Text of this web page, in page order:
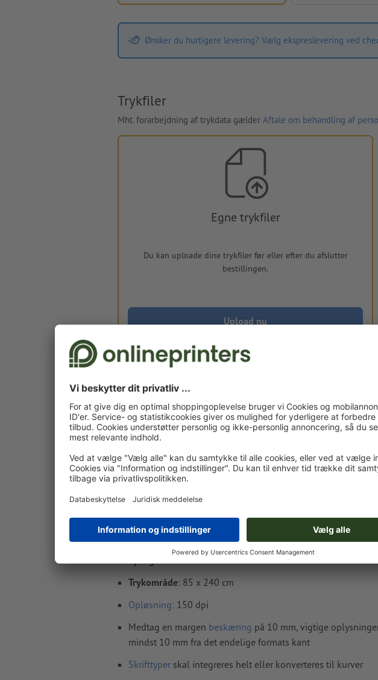
Ønsker du hurtigere levering? Vælg ekspreslevering ved
Trykfiler
Mht. forarbejdning af trykdata gælder Aftale om behandling af
Egne trykfiler
Du kan uploade dine trykfiler før eller efter du afslutter
bestillingen.
Upload nu
ekskl. moms inkl. 25
Leveres ca.:
tir. d. 18. aug. - tor. d. 20. aug.
Vægt: ca.900 g
85 x 215 cm
Dataformat
(inkl. 10 mm tryk til kant): 87 x 242 cm
Trykområde: 85 x 240 cm
Opløsning: 150 dpi
Medtag en margen beskæring på 10 mm, vigtige
mindst 10 mm fra det endelige formats kant
Skrifttyper skal integreres helt eller konverteres til kurver